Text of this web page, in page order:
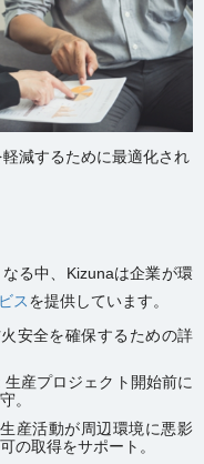
減するために最適化され
る中、Kizunaは企業が環
スを提供しています。
安全を確保するための詳
生産プロジェクト開始前に
。
産活動が周辺環境に悪影
の取得をサポート。